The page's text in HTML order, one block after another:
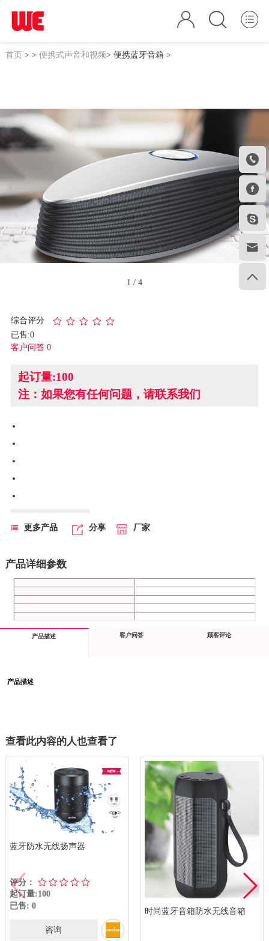





首页> > 便携式声音和视频> 便携蓝牙音箱>
1 / 4
综合评分
已售:0
客户问答 0
起订量:100
注：如果您有任何问题，请联系我们
更多产品 分享 厂家
产品详细参数
产品描述 客户问答 顾客评论
产品描述
查看此内容的人也查看了
蓝牙防水无线扬声器
评分：
起订量:100
已售: 0
咨询
时尚蓝牙音箱防水无线音箱